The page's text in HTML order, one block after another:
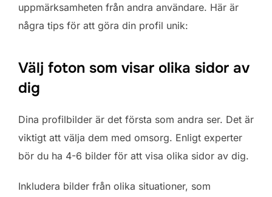
uppmärksamheten från andra användare. Här är
några tips för att göra din profil unik:
Välj foton som visar olika sidor av
dig
Dina profilbilder är det första som andra ser. Det är
viktigt att välja dem med omsorg. Enligt experter
bör du ha 4-6 bilder för att visa olika sidor av dig.
Inkludera bilder från olika situationer, som